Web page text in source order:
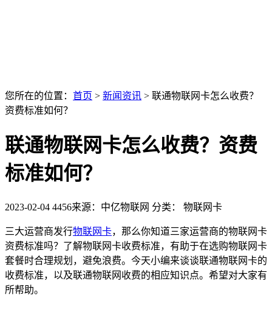
您所在的位置： 首页 > 新闻资讯 > 联通物联网卡怎么收费？
资费标准如何？
联通物联网卡怎么收费？资费
标准如何？
2023-02-04 4456来源：中亿物联网 分类： 物联网卡
三大运营商发行物联网卡，那么你知道三家运营商的物联网卡
资费标准吗？了解物联网卡收费标准，有助于在选购物联网卡
套餐时合理规划，避免浪费。今天小编来谈谈联通物联网卡的
收费标准，以及联通物联网收费的相应知识点。希望对大家有
所帮助。